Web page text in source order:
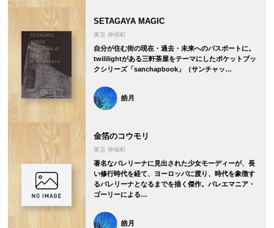
SETAGAYA MAGIC
東京 神保町
自分が住む街の現在・過去・未来へのパスポートに。
twililightがある三軒茶屋をテーマにしたポケットブッ
クシリーズ「sanchapbook」（サンチャッ…
皓月
金箔のコウモリ
東京 神保町
著名なバレリーナに見出された少女モーディーが、長
い修行時代を経て、ヨーロッパに渡り、時代を象徴す
るバレリーナとなるまでを描く傑作。バレエマニア・
ゴーリーによる…
皓月